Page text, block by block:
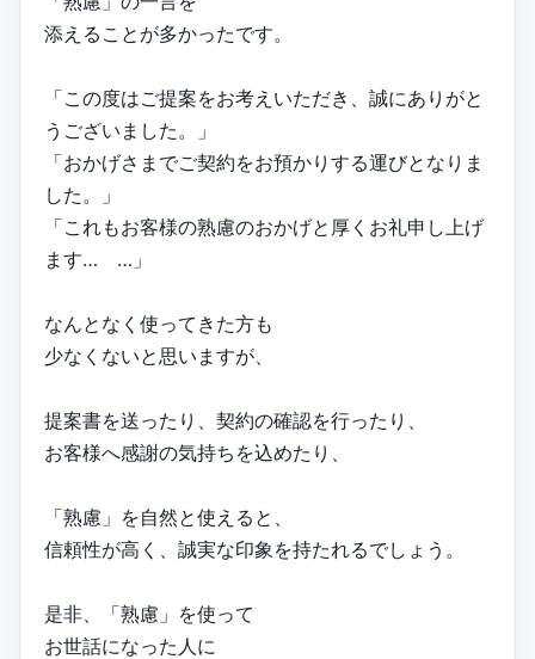
添えることが多かったです。
「この度はご提案をお考えいただき、誠にありがと
うございました。」
「おかげさまでご契約をお預かりする運びとなりま
した。」
「これもお客様の熟慮のおかげと厚くお礼申し上げ
ます… …」
なんとなく使ってきた方も
少なくないと思いますが、
提案書を送ったり、契約の確認を行ったり、
お客様へ感謝の気持ちを込めたり、
「熟慮」を自然と使えると、
信頼性が高く、誠実な印象を持たれるでしょう。
是非、「熟慮」を使って
お世話になった人に